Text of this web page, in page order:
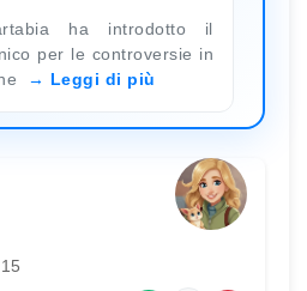
ha introdotto il
per le controversie in
Leggi di più